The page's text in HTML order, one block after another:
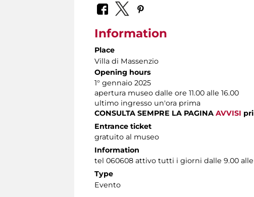
Information
Place
Villa di Massenzio
Opening hours
1° gennaio 2025
apertura museo dalle ore 11.00 alle 16.00
ultimo ingresso un'ora prima
CONSULTA SEMPRE LA PAGINA AVVISI
Entrance ticket
gratuito al museo
Information
tel 060608 attivo tutti i giorni dalle 9.00 alle
Type
Evento